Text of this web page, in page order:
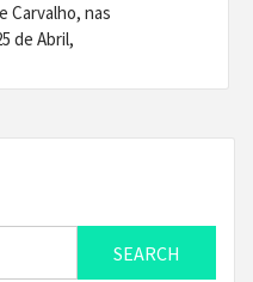
Carvalho, nas
de Abril,